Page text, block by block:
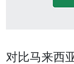
对比马来西